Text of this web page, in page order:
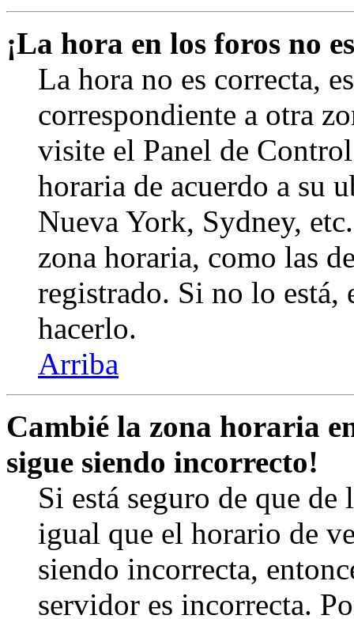
¡La hora en los foros no
La hora no es correcta,
correspondiente a otra
visite el Panel de
horaria de acuerdo a su
Nueva York, Sydney,
zona horaria, como las
registrado. Si no lo está,
hacerlo.
Arriba
Cambié la zona horaria
sigue siendo incorrecto!
Si está seguro de que
igual que el horario de
siendo incorrecta,
servidor es incorrecta.